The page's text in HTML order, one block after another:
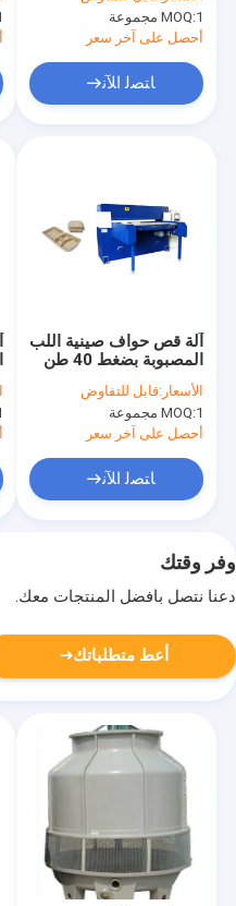
1
MOQ:1 مجموعة
أحصل على آخر سعر
ﺎﺘﺼﻟ ﺍﻶﻧ
1
آلة قص حواف صينية اللب
المصبوبة بضغط 40 طن
الأسعار:قابل للتفاوض
MOQ:1 مجموعة
أحصل على آخر سعر
ﺎﺘﺼﻟ ﺍﻶﻧ
وفر وقتك
دعنا نتصل بأفضل المنتجات معك.
أعط متطلباتك